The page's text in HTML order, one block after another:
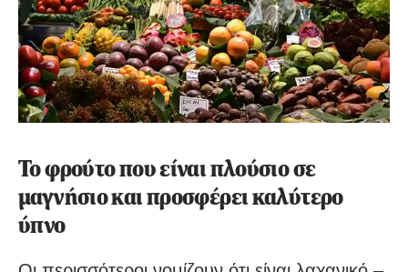
Το φρούτο που είναι πλούσιο σε
μαγνήσιο και προσφέρει καλύτερο
ύπνο